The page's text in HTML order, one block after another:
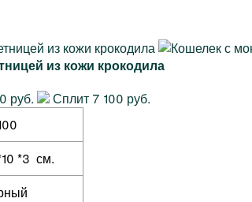
из кожи крокодила
руб.
Сплит 7 100 руб.
*3 см.